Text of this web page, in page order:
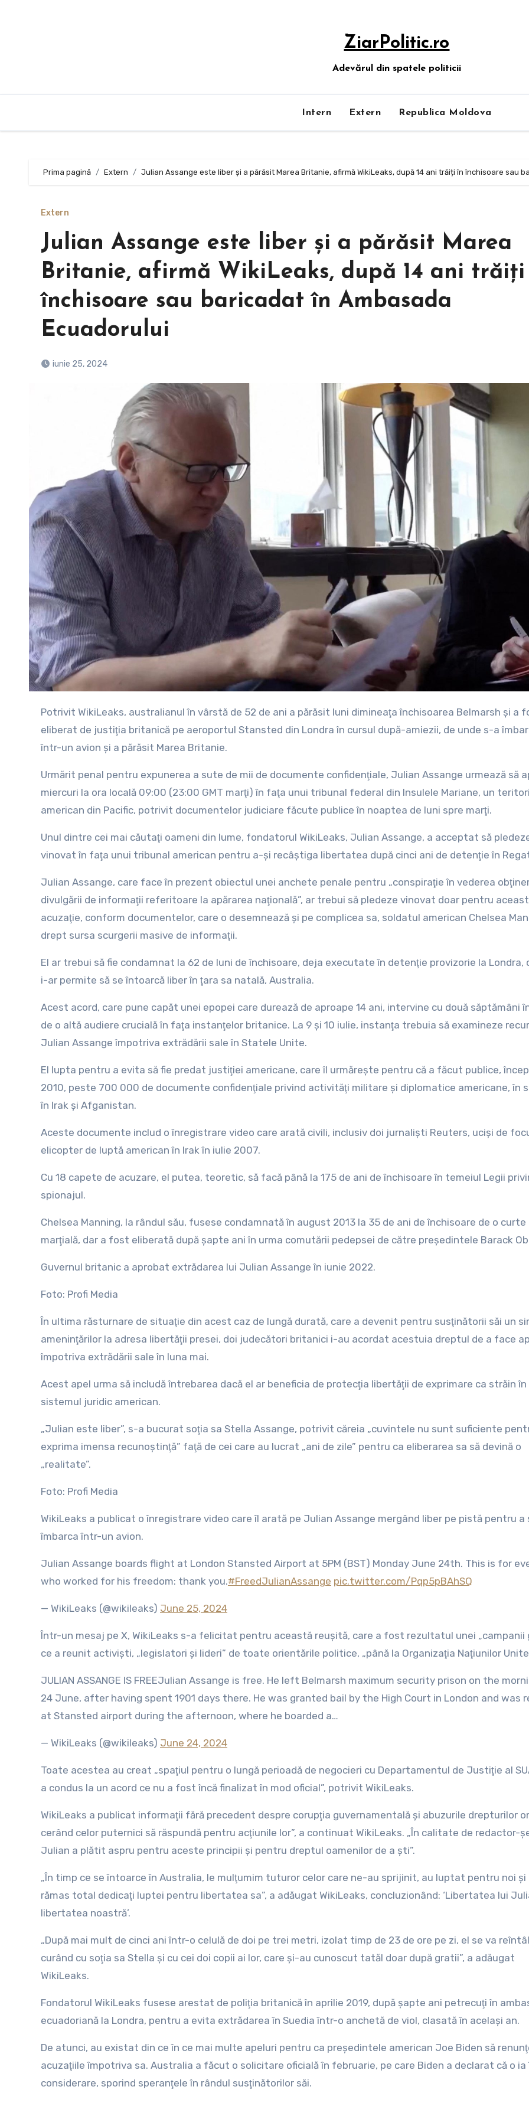
ZiarPolitic.ro
Adevărul din spatele politicii
Intern Extern Republica Moldova
Prima pagină Extern Julian Assange este liber şi a părăsit Marea Britanie, afirmă WikiLeaks, după 14 ani trăiți în închisoare sau
Extern
Julian Assange este liber şi a părăsit Marea
Britanie, afirmă WikiLeaks, după 14 ani trăiți
închisoare sau baricadat în Ambasada
Ecuadorului
iunie 25, 2024
Potrivit WikiLeaks, australianul în vârstă de 52 de ani a părăsit luni dimineaţa închisoarea Belmarsh şi a fost
eliberat de justiţia britanică pe aeroportul Stansted din Londra în cursul după-amiezii, de unde s-a
într-un avion şi a părăsit Marea Britanie.
Urmărit penal pentru expunerea a sute de mii de documente confidenţiale, Julian Assange urmează să
miercuri la ora locală 09:00 (23:00 GMT marţi) în faţa unui tribunal federal din Insulele Mariane, un
american din Pacific, potrivit documentelor judiciare făcute publice în noaptea de luni spre marţi.
Unul dintre cei mai căutaţi oameni din lume, fondatorul WikiLeaks, Julian Assange, a acceptat să
vinovat în faţa unui tribunal american pentru a-şi recâştiga libertatea după cinci ani de detenţie în
Julian Assange, care face în prezent obiectul unei anchete penale pentru „conspiraţie în vederea
divulgării de informaţii referitoare la apărarea naţională”, ar trebui să pledeze vinovat doar pentru
acuzaţie, conform documentelor, care o desemnează şi pe complicea sa, soldatul american Chelsea
drept sursa scurgerii masive de informaţii.
El ar trebui să fie condamnat la 62 de luni de închisoare, deja executate în detenţie provizorie la Londra,
i-ar permite să se întoarcă liber în ţara sa natală, Australia.
Acest acord, care pune capăt unei epopei care durează de aproape 14 ani, intervine cu două săptămâni
de o altă audiere crucială în faţa instanţelor britanice. La 9 şi 10 iulie, instanţa trebuia să examineze
Julian Assange împotriva extrădării sale în Statele Unite.
El lupta pentru a evita să fie predat justiţiei americane, care îl urmăreşte pentru că a făcut publice,
2010, peste 700 000 de documente confidenţiale privind activităţi militare şi diplomatice americane, în
în Irak şi Afganistan.
Aceste documente includ o înregistrare video care arată civili, inclusiv doi jurnalişti Reuters, ucişi de
elicopter de luptă american în Irak în iulie 2007.
Cu 18 capete de acuzare, el putea, teoretic, să facă până la 175 de ani de închisoare în temeiul Legii
spionajul.
Chelsea Manning, la rândul său, fusese condamnată în august 2013 la 35 de ani de închisoare de o curte
marţială, dar a fost eliberată după şapte ani în urma comutării pedepsei de către preşedintele Barack
Guvernul britanic a aprobat extrădarea lui Julian Assange în iunie 2022.
Foto: Profi Media
În ultima răsturnare de situaţie din acest caz de lungă durată, care a devenit pentru susţinătorii săi un
ameninţărilor la adresa libertăţii presei, doi judecători britanici i-au acordat acestuia dreptul de a face
împotriva extrădării sale în luna mai.
Acest apel urma să includă întrebarea dacă el ar beneficia de protecţia libertăţii de exprimare ca străin în
sistemul juridic american.
„Julian este liber”, s-a bucurat soţia sa Stella Assange, potrivit căreia „cuvintele nu sunt suficiente
exprima imensa recunoştinţă” faţă de cei care au lucrat „ani de zile” pentru ca eliberarea sa să devină o
„realitate”.
Foto: Profi Media
WikiLeaks a publicat o înregistrare video care îl arată pe Julian Assange mergând liber pe pistă pentru a
îmbarca într-un avion.
Julian Assange boards flight at London Stansted Airport at 5PM (BST) Monday June 24th. This is for
who worked for his freedom: thank you.#FreedJulianAssange pic.twitter.com/Pqp5pBAhSQ
— WikiLeaks (@wikileaks) June 25, 2024
Într-un mesaj pe X, WikiLeaks s-a felicitat pentru această reuşită, care a fost rezultatul unei „campanii
ce a reunit activişti, „legislatori şi lideri” de toate orientările politice, „până la Organizaţia Naţiunilor
JULIAN ASSANGE IS FREEJulian Assange is free. He left Belmarsh maximum security prison on the
24 June, after having spent 1901 days there. He was granted bail by the High Court in London and was
at Stansted airport during the afternoon, where he boarded a…
— WikiLeaks (@wikileaks) June 24, 2024
Toate acestea au creat „spaţiul pentru o lungă perioadă de negocieri cu Departamentul de Justiţie al
a condus la un acord ce nu a fost încă finalizat în mod oficial”, potrivit WikiLeaks.
WikiLeaks a publicat informaţii fără precedent despre corupţia guvernamentală şi abuzurile drepturilor
cerând celor puternici să răspundă pentru acţiunile lor”, a continuat WikiLeaks. „În calitate de redactor-
Julian a plătit aspru pentru aceste principii şi pentru dreptul oamenilor de a şti”.
„În timp ce se întoarce în Australia, le mulţumim tuturor celor care ne-au sprijinit, au luptat pentru noi şi
rămas total dedicaţi luptei pentru libertatea sa”, a adăugat WikiLeaks, concluzionând: ‘Libertatea lui
libertatea noastră’.
„După mai mult de cinci ani într-o celulă de doi pe trei metri, izolat timp de 23 de ore pe zi, el se va
curând cu soţia sa Stella şi cu cei doi copii ai lor, care şi-au cunoscut tatăl doar după gratii”, a adăugat
WikiLeaks.
Fondatorul WikiLeaks fusese arestat de poliţia britanică în aprilie 2019, după şapte ani petrecuţi în
ecuadoriană la Londra, pentru a evita extrădarea în Suedia într-o anchetă de viol, clasată în acelaşi an.
De atunci, au existat din ce în ce mai multe apeluri pentru ca preşedintele american Joe Biden să
acuzaţiile împotriva sa. Australia a făcut o solicitare oficială în februarie, pe care Biden a declarat că o ia
considerare, sporind speranţele în rândul susţinătorilor săi.